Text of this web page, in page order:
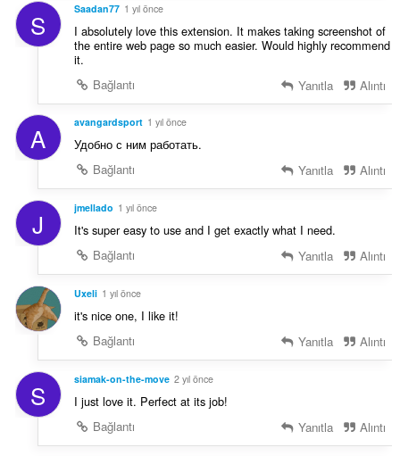
S Saadan77 1 yıl önce
I absolutely love this extension. It makes taking screenshot of
the entire web page so much easier. Would highly recommend
it.
Bağlantı
Yanıtla Alıntı
A avangardsport 1 yıl önce
Удобно с ним работать.
Bağlantı
Yanıtla Alıntı
J jmellado 1 yıl önce
It's super easy to use and I get exactly what I need.
Bağlantı
Yanıtla Alıntı
Uxeli 1 yıl önce
it's nice one, I like it!
Bağlantı
Yanıtla Alıntı
S siamak-on-the-move 2 yıl önce
I just love it. Perfect at its job!
Bağlantı
Yanıtla Alıntı